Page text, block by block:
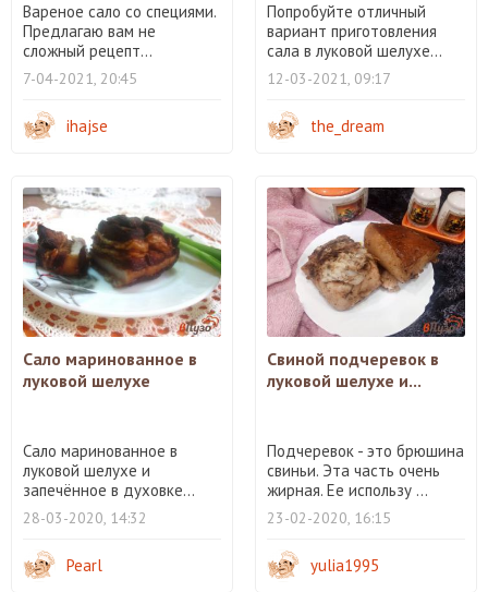
Вареное сало со специями.
Предлагаю вам не
сложный рецепт...
7-04-2021, 20:45
ihajse
Попробуйте отличный
вариант приготовления
сала в луковой шелухе...
12-03-2021, 09:17
the_dream
Сало маринованное в
луковой шелухе
Сало маринованное в
луковой шелухе и
запечённое в духовке...
28-03-2020, 14:32
Pearl
Свиной подчеревок в
луковой шелухе и...
Подчеревок - это брюшина
свиньи. Эта часть очень
жирная. Ее использу ...
23-02-2020, 16:15
yulia1995